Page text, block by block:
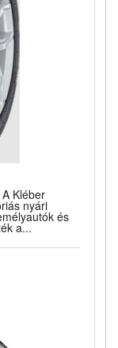
Kléber
nyári
és
a...